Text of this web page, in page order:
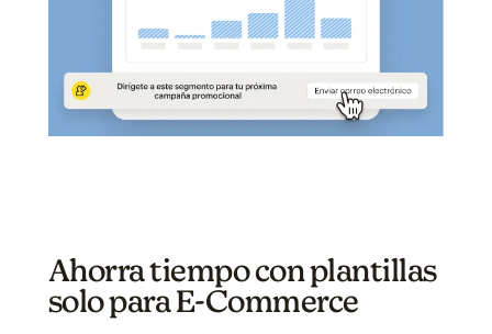
Ahorra tiempo con plantillas
solo para E-Commerce